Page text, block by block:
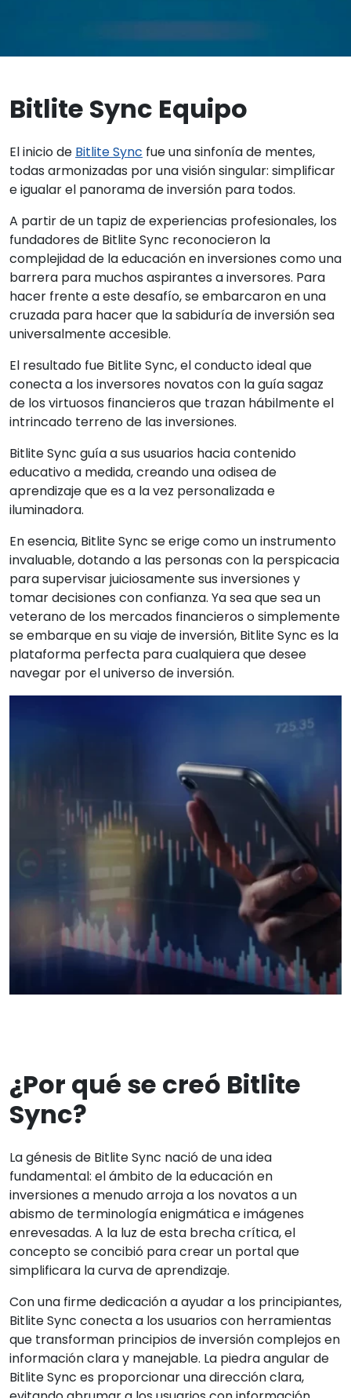
Bitlite Sync Equipo
El inicio de Bitlite Sync fue una sinfonía de mentes,
todas armonizadas por una visión singular: simplificar
e igualar el panorama de inversión para todos.
A partir de un tapiz de experiencias profesionales, los
fundadores de Bitlite Sync reconocieron la
complejidad de la educación en inversiones como una
barrera para muchos aspirantes a inversores. Para
hacer frente a este desafío, se embarcaron en una
cruzada para hacer que la sabiduría de inversión sea
universalmente accesible.
El resultado fue Bitlite Sync, el conducto ideal que
conecta a los inversores novatos con la guía sagaz
de los virtuosos financieros que trazan hábilmente el
intrincado terreno de las inversiones.
Bitlite Sync guía a sus usuarios hacia contenido
educativo a medida, creando una odisea de
aprendizaje que es a la vez personalizada e
iluminadora.
En esencia, Bitlite Sync se erige como un instrumento
invaluable, dotando a las personas con la perspicacia
para supervisar juiciosamente sus inversiones y
tomar decisiones con confianza. Ya sea que sea un
veterano de los mercados financieros o simplemente
se embarque en su viaje de inversión, Bitlite Sync es la
plataforma perfecta para cualquiera que desee
navegar por el universo de inversión.
¿Por qué se creó Bitlite
Sync?
La génesis de Bitlite Sync nació de una idea
fundamental: el ámbito de la educación en
inversiones a menudo arroja a los novatos a un
abismo de terminología enigmática e imágenes
enrevesadas. A la luz de esta brecha crítica, el
concepto se concibió para crear un portal que
simplificara la curva de aprendizaje.
Con una firme dedicación a ayudar a los principiantes,
Bitlite Sync conecta a los usuarios con herramientas
que transforman principios de inversión complejos en
información clara y manejable. La piedra angular de
Bitlite Sync es proporcionar una dirección clara,